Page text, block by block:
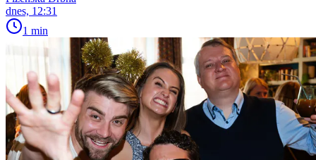
dnes, 12:31
1 min